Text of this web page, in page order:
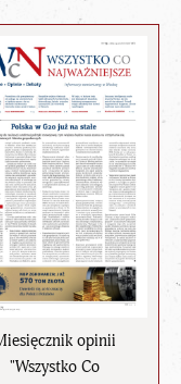
opinii
"Wszystko Co